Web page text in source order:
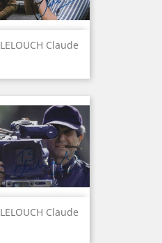
LELOUCH Claude
LELOUCH Claude